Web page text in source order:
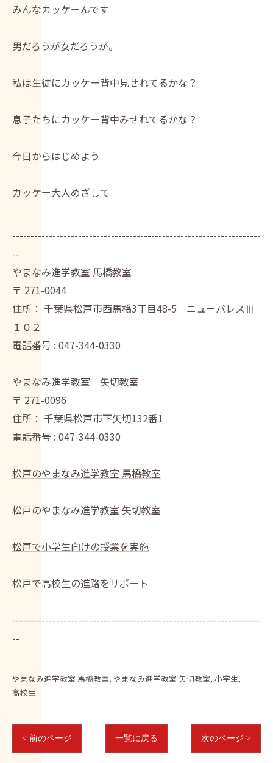
みんなカッケーんです
男だろうが女だろうが。
私は生徒にカッケー背中見せれてるかな？
息子たちにカッケー背中みせれてるかな？
今日からはじめよう
カッケー大人めざして
--------------------------------------------------------------------
--
やまなみ進学教室 馬橋教室
〒 271-0044
住所： 千葉県松戸市西馬橋3丁目48-5 ニューパレスⅢ
１０２
電話番号 : 047-344-0330
やまなみ進学教室 矢切教室
〒 271-0096
住所： 千葉県松戸市下矢切132番1
電話番号 : 047-344-0330
松戸のやまなみ進学教室 馬橋教室
松戸のやまなみ進学教室 矢切教室
松戸で小学生向けの授業を実施
松戸で高校生の進路をサポート
--------------------------------------------------------------------
--
やまなみ進学教室 馬橋教室 やまなみ進学教室 矢切教室 小学生
高校生
< 前のページ 一覧に戻る 次のページ >